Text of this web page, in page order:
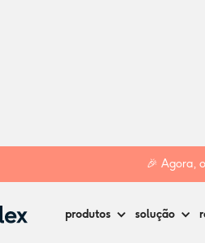
🎉 Agora, o
produtos solução